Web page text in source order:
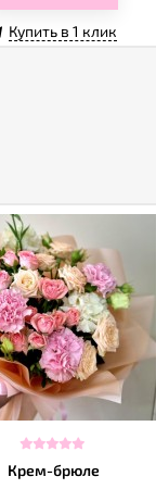
Купить в 1 клик
Крем-брюле